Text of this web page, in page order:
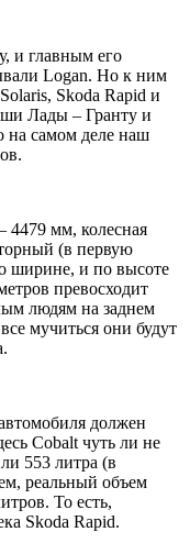
и главным его
Logan. Но к ним
Skoda Rapid и
Лады – Гранту и
на самом деле наш
4479 мм, колесная
(в первую
ширине, и по высоте
превосходит
людям на заднем
мучиться они будут
должен
Cobalt чуть ли не
553 литра (в
реальный объем
То есть,
Skoda Rapid.